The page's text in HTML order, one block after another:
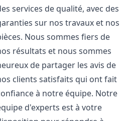
services de qualité, avec des
sur nos travaux et nos
Nous sommes fiers de
résultats et nous sommes
de partager les avis de
clients satisfaits qui ont fait
à notre équipe. Notre
d'experts est à votre